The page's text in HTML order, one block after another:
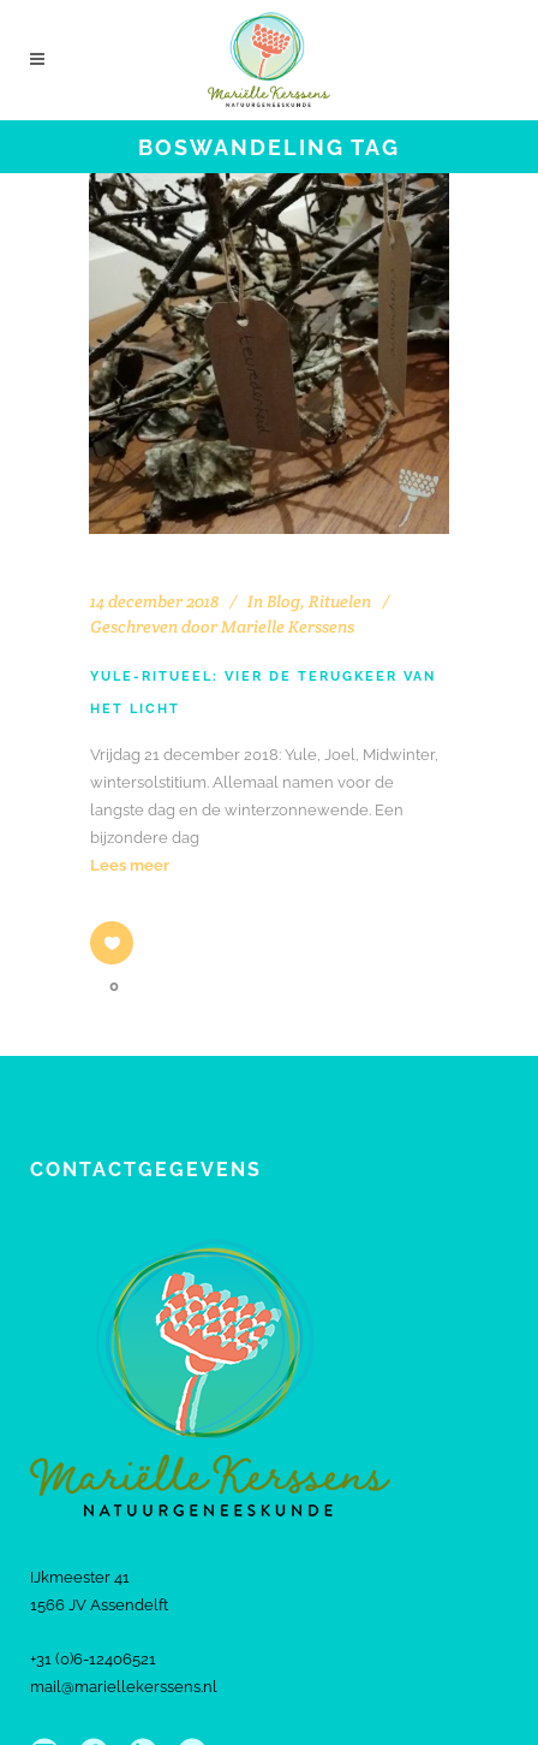
BOSWANDELING TAG
14 december 2018 In Blog, Rituelen
Geschreven doorMarielle Kerssens
YULE-RITUEEL: VIER DE TERUGKEER VAN
HET LICHT
Vrijdag 21 december 2018: Yule, Joel, Midwinter,
wintersolstitium. Allemaal namen voor de
langste dag en de winterzonnewende. Een
bijzondere dag
Lees meer
0
CONTACTGEGEVENS
IJkmeester 41
1566 JV Assendelft
+31 (0)6-12406521
mail@mariellekerssens.nl